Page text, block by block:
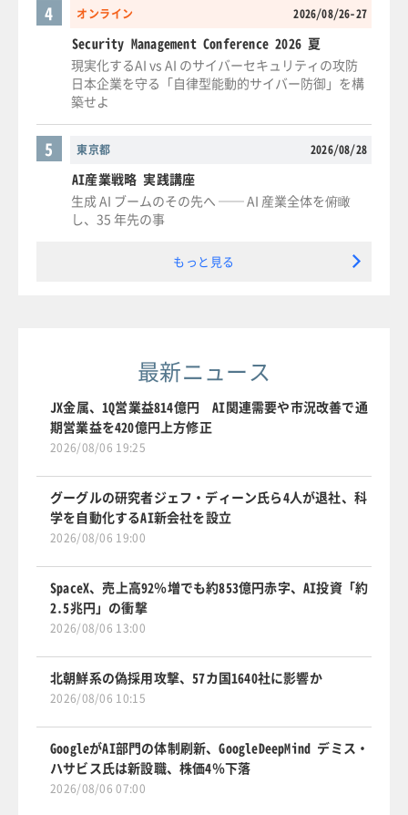
オンライン 2026/08/26-27
4
Security Management Conference 2026 夏
現実化するAI vs AI のサイバーセキュリティの攻防
日本企業を守る「自律型能動的サイバー防御」を構
築せよ
東京都 2026/08/28
5
AI産業戦略 実践講座
生成 AI ブームのその先へ ── AI 産業全体を俯瞰
し、35 年先の事
もっと見る
最新ニュース
JX金属、1Q営業益814億円 AI関連需要や市況改善で通
期営業益を420億円上方修正
2026/08/06 19:25
グーグルの研究者ジェフ・ディーン氏ら4人が退社、科
学を自動化するAI新会社を設立
2026/08/06 19:00
SpaceX、売上高92％増でも約853億円赤字、AI投資「約
2.5兆円」の衝撃
2026/08/06 13:00
北朝鮮系の偽採用攻撃、57カ国1640社に影響か
2026/08/06 10:15
GoogleがAI部門の体制刷新、GoogleDeepMind デミス・
ハサビス氏は新設職、株価4％下落
2026/08/06 07:00